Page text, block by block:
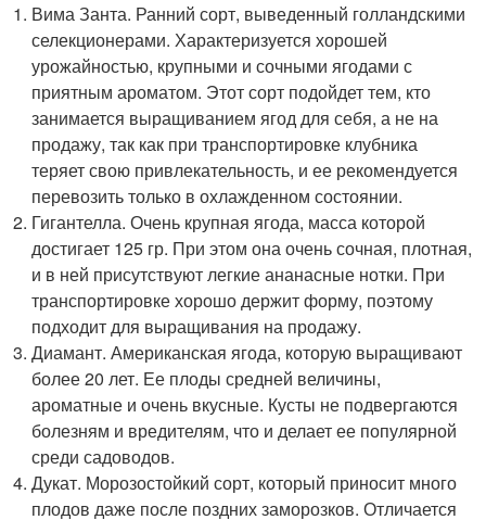
Вима Занта. Ранний сорт, выведенный голландскими
селекционерами. Характеризуется хорошей
урожайностью, крупными и сочными ягодами с
приятным ароматом. Этот сорт подойдет тем, кто
занимается выращиванием ягод для себя, а не на
продажу, так как при транспортировке клубника
теряет свою привлекательность, и ее рекомендуется
перевозить только в охлажденном состоянии.
Гигантелла. Очень крупная ягода, масса которой
достигает 125 гр. При этом она очень сочная, плотная,
и в ней присутствуют легкие ананасные нотки. При
транспортировке хорошо держит форму, поэтому
подходит для выращивания на продажу.
Диамант. Американская ягода, которую выращивают
более 20 лет. Ее плоды средней величины,
ароматные и очень вкусные. Кусты не подвергаются
болезням и вредителям, что и делает ее популярной
среди садоводов.
Дукат. Морозостойкий сорт, который приносит много
плодов даже после поздних заморозков. Отличается